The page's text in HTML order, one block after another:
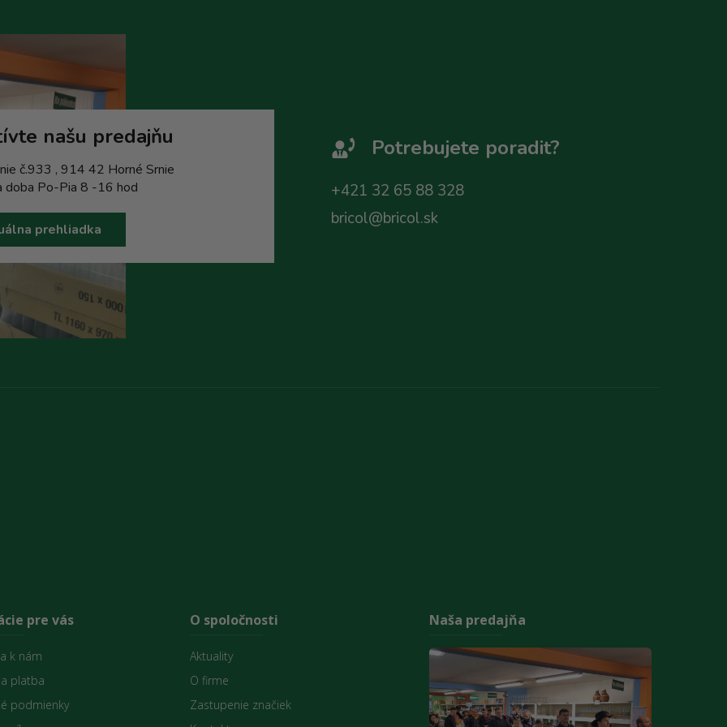
našu predajňu
č.933 , 914 42 Horné Srnie
doba Po-Pia 8 -16 hod
prehliadka
Potrebujete poradit?
+421 32 65 88 328
bricol@bricol.sk
pre vás
k nám
platba
podmienky
O spoločnosti
Aktuality
O firme
Zastupenie značiek
Naša predajňa